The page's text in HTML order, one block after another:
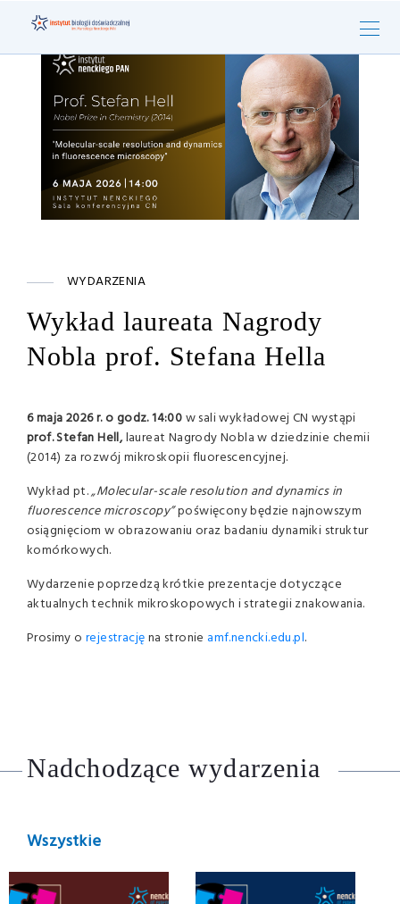
WYDARZENIA
Wykład laureata Nagrody
Nobla prof. Stefana Hella
6 maja 2026 r. o godz. 14:00w sali wykładowej CN wystąpi
prof. Stefan Hell,laureat Nagrody Nobla w dziedzinie chemii
(2014) za rozwój mikroskopii fluorescencyjnej.
Wykład pt.„Molecular-scale resolution and dynamics in
fluorescence microscopy”poświęcony będzie najnowszym
osiągnięciom w obrazowaniu oraz badaniu dynamiki struktur
komórkowych.
Wydarzenie poprzedzą krótkie prezentacje dotyczące
aktualnych technik mikroskopowych i strategii znakowania.
Prosimy o rejestracjęna stronie amf.nencki.edu.pl.
Nadchodzące wydarzenia
Wszystkie